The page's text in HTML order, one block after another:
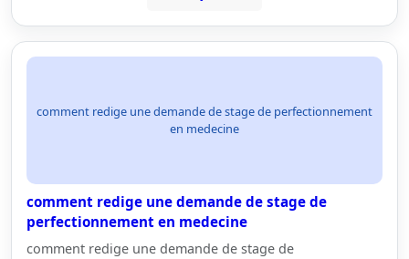
comment redige une demande de stage de perfectionnement
en medecine
comment redige une demande de stage de
perfectionnement en medecine
comment redige une demande de stage de